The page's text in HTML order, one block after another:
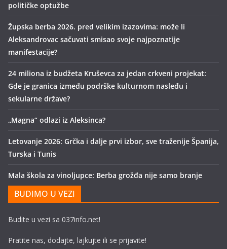
političke optužbe
Župska berba 2026. pred velikim izazovima: može li
Aleksandrovac sačuvati smisao svoje najpoznatije
manifestacije?
24 miliona iz budžeta Kruševca za jedan crkveni projekat:
Gde je granica između podrške kulturnom nasleđu i
sekularne države?
„Magna“ odlazi iz Aleksinca?
Letovanje 2026: Grčka i dalje prvi izbor, sve traženije Španija,
Turska i Tunis
Mala škola za vinoljupce: Berba grožđa nije samo branje
BUDIMO U VEZI
Budite u vezi sa 037info.net!
Pratite nas, dodajte, lajkujte ili se prijavite!